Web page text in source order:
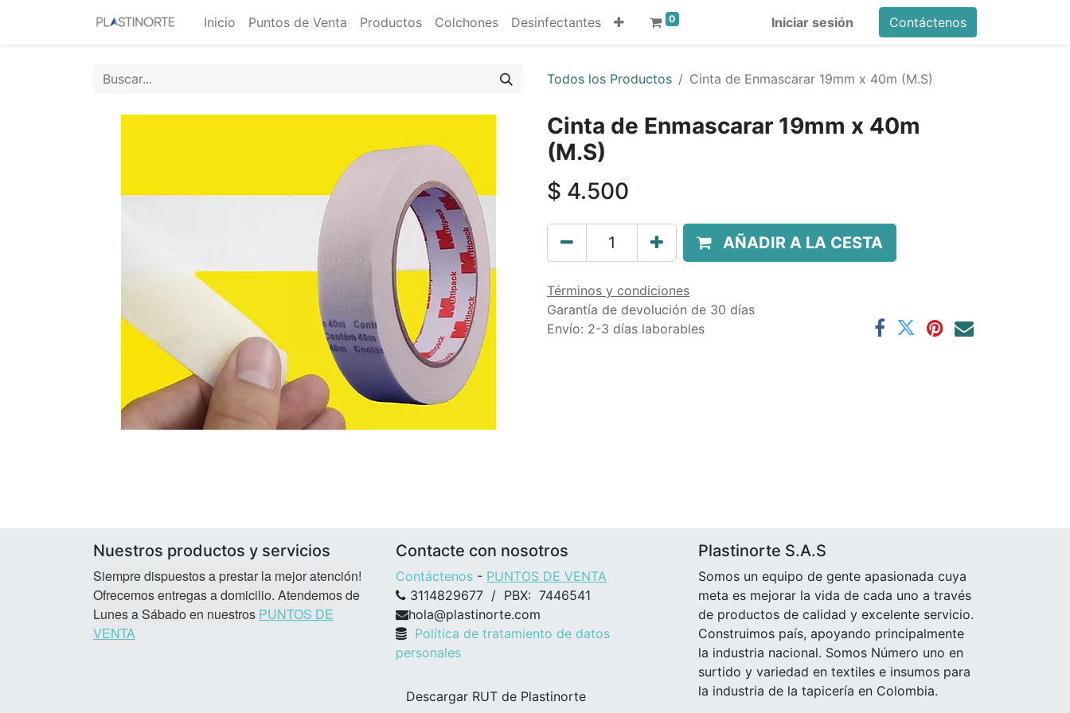
Inicio Puntos de Venta Productos Colchones Desinfectantes 0 Iniciar sesión Contáctenos
Todos los Productos Cinta de Enmascarar 19mm x 40m (M.S)
Cinta de Enmascarar 19mm x 40m
(M.S)
$ 4.500
AÑADIR A LA CESTA
Términos y condiciones
Garantía de devolución de 30 días
Envío: 2-3 días laborables
Nuestros productos y servicios
Siempre dispuestos a prestar la mejor atención!
Ofrecemos entregas a domicilio. Atendemos de
Lunes a Sábado en nuestros PUNTOS DE
VENTA
Contacte con nosotros
Contáctenos - PUNTOS DE VENTA
3114829677 / PBX: 7446541
hola@plastinorte.com
Política de tratamiento de datos
personales
Descargar RUT de Plastinorte
Plastinorte S.A.S
Somos un equipo de gente apasionada cuya
meta es mejorar la vida de cada uno a través
de productos de calidad y excelente servicio.
Construimos país, apoyando principalmente
la industria nacional. Somos Número uno en
surtido y variedad en textiles e insumos para
la industria de la tapicería en Colombia.